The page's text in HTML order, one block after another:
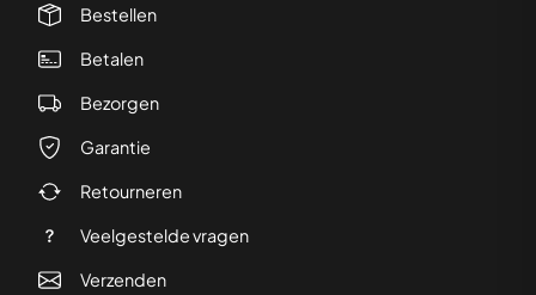
Bestellen
Betalen
Bezorgen
Garantie
Retourneren
Veelgestelde vragen
Verzenden